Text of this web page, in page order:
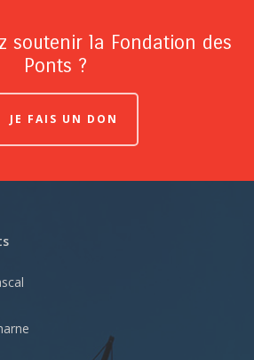
soutenir la Fondation des
Ponts ?
JE FAIS UN DON